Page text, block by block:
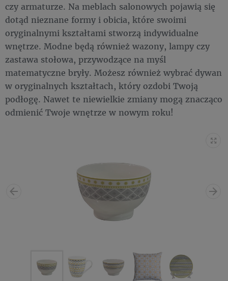
czy armaturze. Na meblach salonowych pojawią się
dotąd nieznane formy i obicia, które swoimi
oryginalnymi kształtami stworzą indywidualne
wnętrze. Modne będą również wazony, lampy czy
zastawa stołowa, przywodzące na myśl
matematyczne bryły. Możesz również wybrać dywan
w oryginalnych kształtach, który ozdobi Twoją
podłogę. Nawet te niewielkie zmiany mogą znacząco
odmienić Twoje wnętrze w nowym roku!